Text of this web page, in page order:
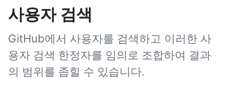
사용자 검색
GitHub에서 사용자를 검색하고 이러한 사
용자 검색 한정자를 임의로 조합하여 결과
의 범위를 좁힐 수 있습니다.